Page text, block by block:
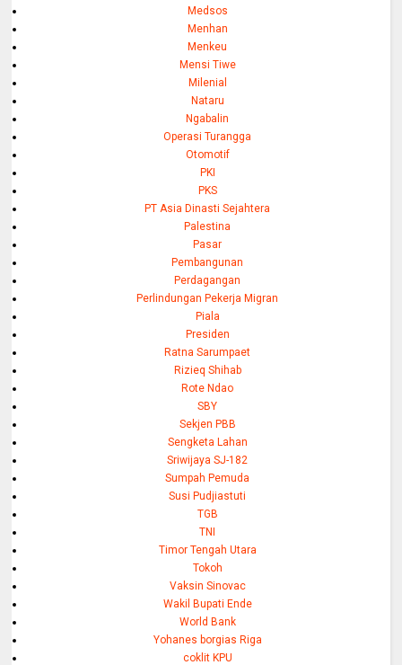
Medsos
Menhan
Menkeu
Mensi Tiwe
Milenial
Nataru
Ngabalin
Operasi Turangga
Otomotif
PKI
PKS
PT Asia Dinasti Sejahtera
Palestina
Pasar
Pembangunan
Perdagangan
Perlindungan Pekerja Migran
Piala
Presiden
Ratna Sarumpaet
Rizieq Shihab
Rote Ndao
SBY
Sekjen PBB
Sengketa Lahan
Sriwijaya SJ-182
Sumpah Pemuda
Susi Pudjiastuti
TGB
TNI
Timor Tengah Utara
Tokoh
Vaksin Sinovac
Wakil Bupati Ende
World Bank
Yohanes borgias Riga
coklit KPU